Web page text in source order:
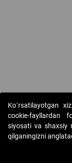
Copyright © 2017-
AJ. Barcha huquqlar
Ko`rsatilayotgan
cookie-fayllardan
siyosati va shaxsiy
qilganingizni